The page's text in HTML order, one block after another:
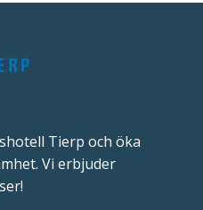
Tierp och öka
Vi erbjuder